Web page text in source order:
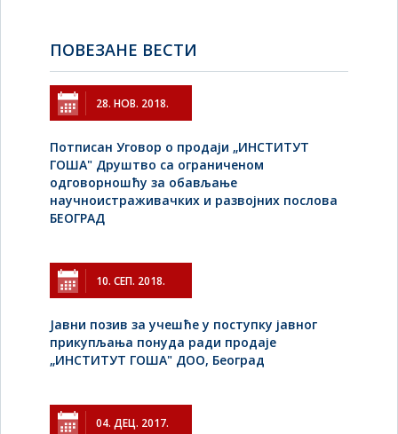
ПОВЕЗАНЕ ВЕСТИ
28. НОВ. 2018.
Потписан Уговор о продаји „ИНСТИТУТ
ГОША" Друштво са ограниченом
одговорношћу за обављање
научноистраживачких и развојних послова
БЕОГРАД
10. СЕП. 2018.
Jавни позив за учешће у поступку јавног
прикупљања понуда ради продаје
„ИНСТИТУТ ГОША" ДОО, Београд
04. ДЕЦ. 2017.